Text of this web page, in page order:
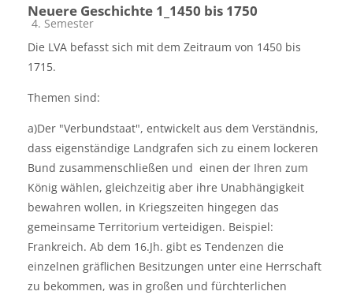
Neuere Geschichte 1_1450 bis 1750
Kursbereich
4. Semester
Die LVA befasst sich mit dem Zeitraum von 1450 bis
1715.
Themen sind:
a)Der "Verbundstaat", entwickelt aus dem Verständnis,
dass eigenständige Landgrafen sich zu einem lockeren
Bund zusammenschließen und einen der Ihren zum
König wählen, gleichzeitig aber ihre Unabhängigkeit
bewahren wollen, in Kriegszeiten hingegen das
gemeinsame Territorium verteidigen. Beispiel:
Frankreich. Ab dem 16.Jh. gibt es Tendenzen die
einzelnen gräflichen Besitzungen unter eine Herrschaft
zu bekommen, was in großen und fürchterlichen